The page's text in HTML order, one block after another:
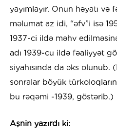
yayımlayır. Onun həyatı və
məlumat az idi, “əfv”i isə
1937-ci ildə məhv
adı 1939-cu ildə fəaliyyət
siyahısında da əks olunub.
sonralar böyük
bu rəqəmi -1939, göstərib.)
Aşnin yazırdı ki: